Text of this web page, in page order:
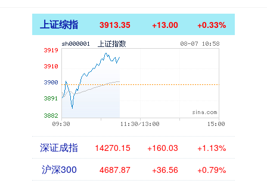
上证综指 3913.35 +13.00 +0.33%
深证成指 14270.15 +160.03 +1.13%
沪深300 4687.87 +36.56 +0.79%